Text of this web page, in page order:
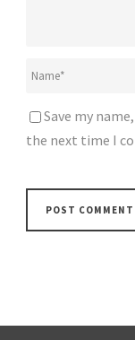
Save my
the next time I